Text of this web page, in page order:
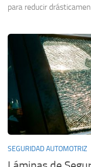
para reducir
SEGURIDAD AUTOMOTRIZ